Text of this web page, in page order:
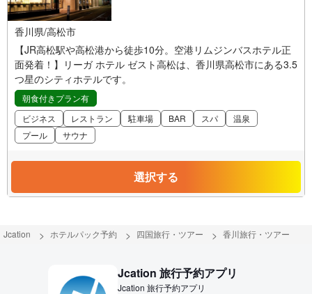
香川県/高松市
【JR高松駅や高松港から徒歩10分。空港リムジンバスホテル正
面発着！】リーガ ホテル ゼスト高松は、香川県高松市にある3.5
つ星のシティホテルです。
朝食付きプラン有
ビジネス
レストラン 駐車場 BAR スパ
温泉
プール
サウナ
選択する
Jcation ホテルパック予約 四国旅行・ツアー 香川旅行・ツアー
Jcation 旅行予約アプリ
Jcation 旅行予約アプリ